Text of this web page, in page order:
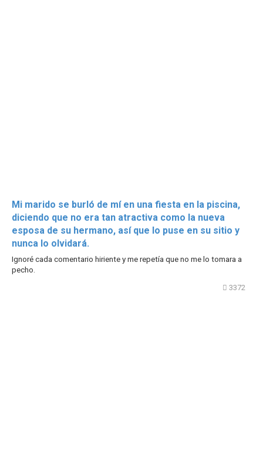
Mi marido se burló de mí en una fiesta en la piscina,
diciendo que no era tan atractiva como la nueva
esposa de su hermano, así que lo puse en su sitio y
nunca lo olvidará.
Ignoré cada comentario hiriente y me repetía que no me lo tomara a
pecho.
3372